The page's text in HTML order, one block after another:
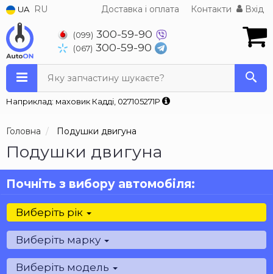
UA RU Доставка і оплата Контакти Вхід
(099) 300-59-90
(067) 300-59-90
Яку запчастину шукаєте?
Наприклад: маховик Кадді, 027105271P
Головна Подушки двигуна
Подушки двигуна
Почніть з вибору автомобіля:
Виберіть рік
Виберіть марку
Виберіть модель